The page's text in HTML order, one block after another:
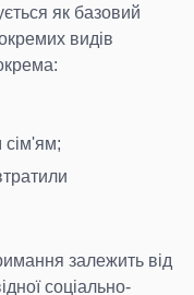
як базовий
видів
сім'ям;
залежить від
соціально-